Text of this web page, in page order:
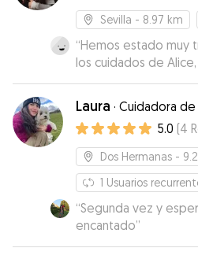
Sevilla - 8.97 km
“Hemos estado muy
los cuidados de
dice cómo está y
cariñosa con los
y responsable, la
Laura · Cuidadora de
5.0 (4
Dos Hermanas -
1 Usuarios
“Segunda vez y
encantado”